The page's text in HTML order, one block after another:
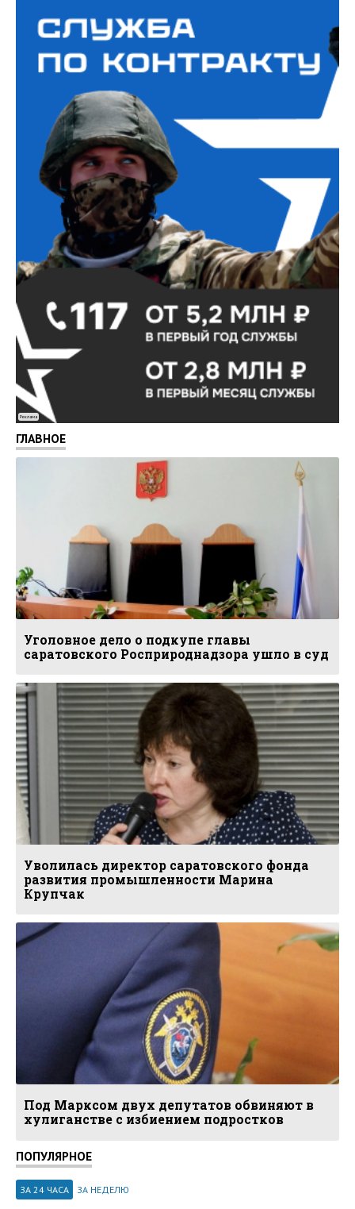
Реклама
ГЛАВНОЕ
Уголовное дело о подкупе главы
саратовского Росприроднадзора ушло в суд
Уволилась директор саратовского фонда
развития промышленности Марина
Крупчак
Под Марксом двух депутатов обвиняют в
хулиганстве с избиением подростков
ПОПУЛЯРНОЕ
ЗА 24 ЧАСА ЗА НЕДЕЛЮ